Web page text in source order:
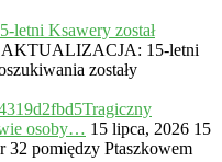
Ksawery został
AKTUALIZACJA: 15-letni
zostały
Tragiczny
osoby… 15 lipca, 2026 15
32 pomiędzy Ptaszkowem